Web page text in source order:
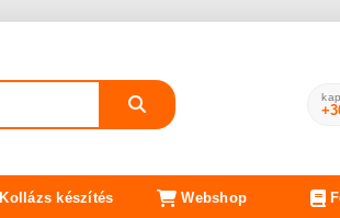
Kollázs készítés Webshop